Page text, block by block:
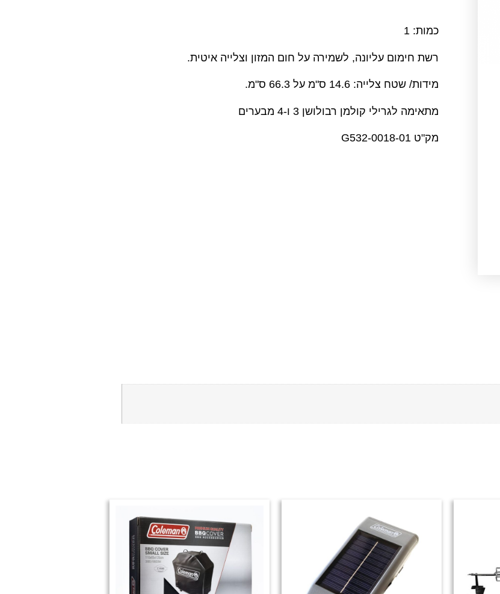
כמות: 1
רשת חימום עליונה, לשמירה על חום המזון וצלייה איטית.
מידות/ שטח צלייה: 14.6 ס"מ על 66.3 ס"מ.
מתאימה לגרילי קולמן רבולושן 3 ו-4 מבערים
מק"ט G532-0018-01